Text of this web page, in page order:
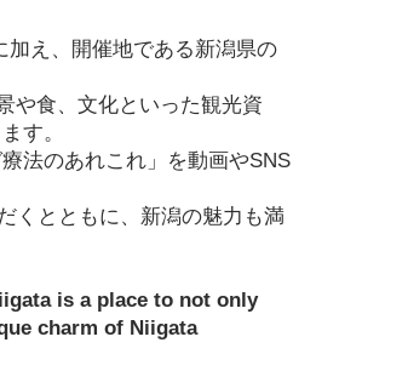
え、開催地である新潟県の
や食、文化といった観光資
す。
法のあれこれ」を動画やSNS
くとともに、新潟の魅力も満
is a place to not only
charm of Niigata